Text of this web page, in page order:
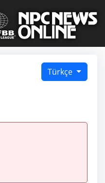
Türkçe